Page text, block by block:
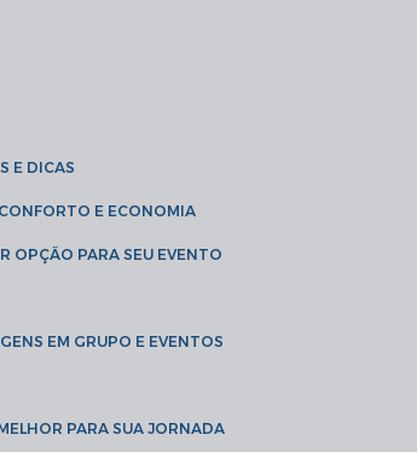
E DICAS
E ECONOMIA
OPÇÃO PARA SEU EVENTO
EM GRUPO E EVENTOS
PARA SUA JORNADA